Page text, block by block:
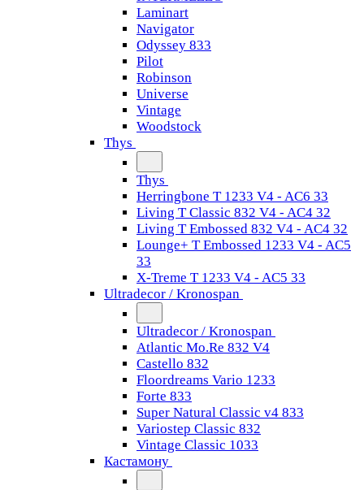
Laminart
Navigator
Odyssey 833
Pilot
Robinson
Universe
Vintage
Woodstock
Thys
Thys
Herringbone T 1233 V4 - AC6 33
Living T Classic 832 V4 - AC4 32
Living T Embossed 832 V4 - AC4 32
Lounge+ T Embossed 1233 V4 - AC5
33
X-Treme T 1233 V4 - AC5 33
Ultradecor / Kronospan
Ultradecor / Kronospan
Atlantic Mo.Re 832 V4
Castello 832
Floordreams Vario 1233
Forte 833
Super Natural Classic v4 833
Variostep Classic 832
Vintage Classic 1033
Кастамону